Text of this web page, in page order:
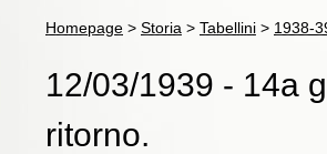
Homepage > Storia > Tabellini > 1938-
12/03/1939 - 14a
ritorno.